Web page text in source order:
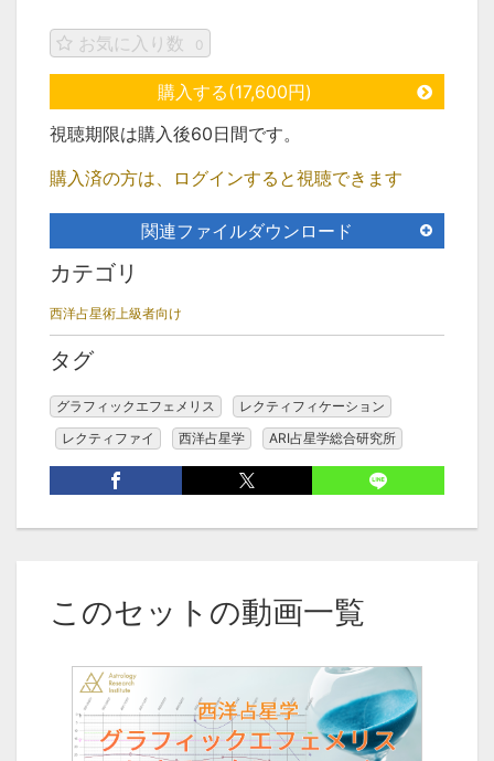
お気に入り数 0
購入する(17,600円)
視聴期限は購入後60日間です。
購入済の方は、ログインすると視聴できます
関連ファイルダウンロード
カテゴリ
西洋占星術上級者向け
タグ
グラフィックエフェメリス
レクティフィケーション
レクティファイ
西洋占星学 ARI占星学総合研究所
このセットの動画一覧